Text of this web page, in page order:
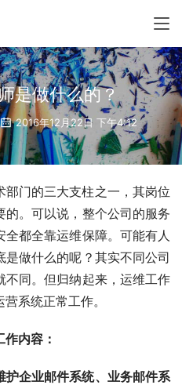
是做什么的？
2016年12月22日 下午4:12
部门的三大支柱之一，其岗位
。可以说，整个公司的服务
都全靠运维保障。可能有人
做什么的呢？其实不同公司
不同。但归纳起来，运维工作
系统正常工作。
内容：
护企业邮件系统、业务邮件系